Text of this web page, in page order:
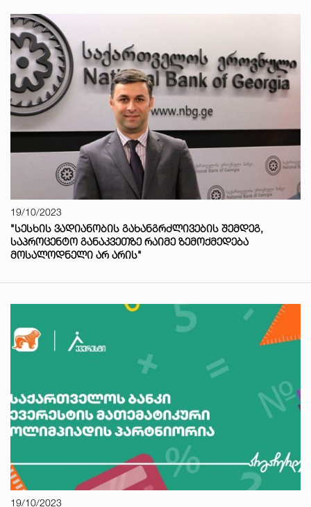
19/10/2023
"ᲡᲔᲡᲮᲘᲡ ᲕᲐᲓᲘᲐᲜᲝᲑᲘᲡ ᲒᲐᲮᲐᲜᲒᲠᲫᲚᲘᲕᲔᲑᲘᲡ ᲨᲔᲛᲓᲔᲒ,
ᲡᲐᲞᲠᲝᲪᲔᲜᲢᲝ ᲒᲐᲜᲐᲙᲕᲔᲗᲖᲔ ᲠᲐᲘᲛᲔ ᲖᲔᲛᲝᲥᲛᲔᲓᲔᲑᲐ
ᲛᲝᲡᲐᲚᲝᲓᲜᲔᲚᲘ ᲐᲠ ᲐᲠᲘᲡ"
19/10/2023